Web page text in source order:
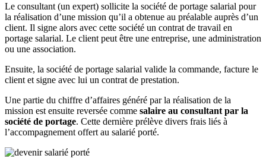
Le consultant (un expert) sollicite la société de portage salarial pour
la réalisation d’une mission qu’il a obtenue au préalable auprès d’un
client. Il signe alors avec cette société un contrat de travail en
portage salarial. Le client peut être une entreprise, une administration
ou une association.
Ensuite, la société de portage salarial valide la commande, facture le
client et signe avec lui un contrat de prestation.
Une partie du chiffre d’affaires généré par la réalisation de la
mission est ensuite reversée comme salaire au consultant par la
société de portage. Cette dernière prélève divers frais liés à
l’accompagnement offert au salarié porté.